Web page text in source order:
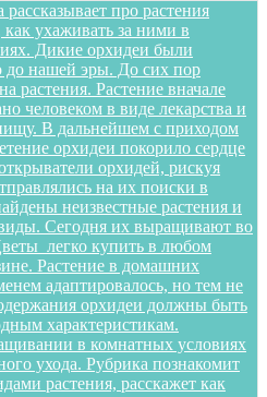
рассказывает про растения
ухаживать за ними в
Дикие орхидеи были
до нашей эры. До сих пор
растения. Растение вначале
человеком в виде лекарства и
В дальнейшем с приходом
орхидеи покорило сердце
орхидей, рискуя
на их поиски в
неизвестные растения и
Сегодня их выращивают во
легко купить в любом
Растение в домашних
адаптировалось, но тем не
орхидеи должны быть
характеристикам.
в комнатных условиях
ухода. Рубрика познакомит
растения, расскажет как